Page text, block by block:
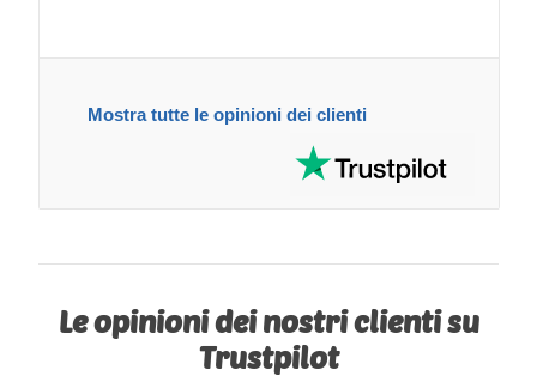
Mostra tutte le opinioni dei clienti
Le opinioni dei nostri clienti su
Trustpilot